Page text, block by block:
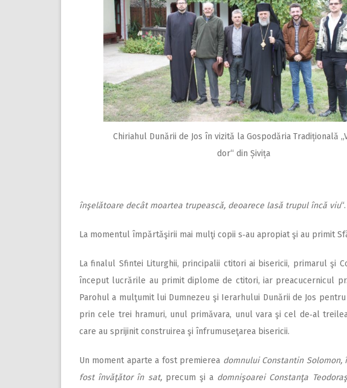
Chiriahul Dunării de Jos în vizită la Gospodăria Tradițională
dor“ din Șivița
înşelătoare decât moartea trupească, deoarece lasă trupul încă viu“.
La momentul împărtăşirii mai mulţi copii s‑au apropiat şi au primit
La finalul Sfintei Liturghii, principalii ctitori ai bisericii, primarul şi
început lucrările au primit diplome de ctitori, iar preacucernicul
Parohul a mulţumit lui Dumnezeu şi Ierarhului Dunării de Jos
prin cele trei hramuri, unul primăvara, unul vara şi cel de‑al
care au sprijinit construirea şi înfrumuseţarea bisericii.
Un moment aparte a fost premierea domnului Constantin
fost învăţător în sat,precum şi a domnişoarei Constanţa